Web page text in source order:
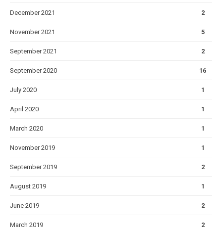
December 2021 2
November 2021 5
September 2021 2
September 2020 16
July 2020 1
April 2020 1
March 2020 1
November 2019 1
September 2019 2
August 2019 1
June 2019 2
March 2019 2